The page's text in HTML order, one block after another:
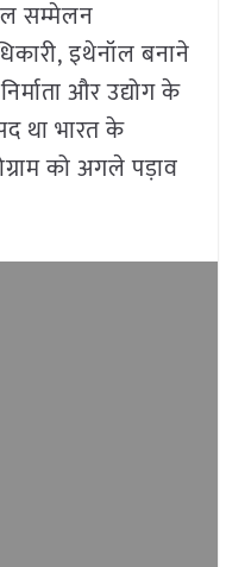
सम्मेलन
इथेनॉल बनाने
और उद्योग के
था भारत के
को अगले पड़ाव